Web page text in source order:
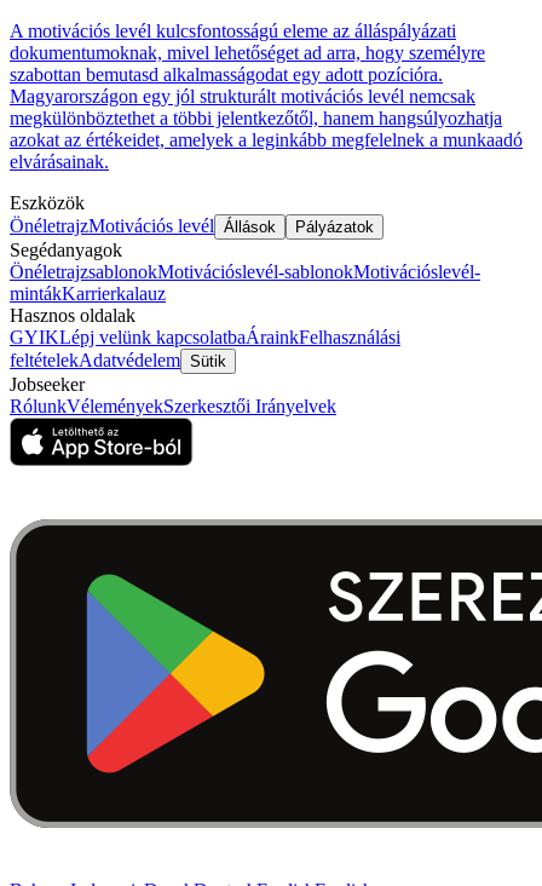
A motivációs levél kulcsfontosságú eleme az álláspályázati
dokumentumoknak, mivel lehetőséget ad arra, hogy személyre
szabottan bemutasd alkalmasságodat egy adott pozícióra.
Magyarországon egy jól strukturált motivációs levél nemcsak
megkülönböztethet a többi jelentkezőtől, hanem hangsúlyozhatja
azokat az értékeidet, amelyek a leginkább megfelelnek a munkaadó
elvárásainak.
Eszközök
ÖnéletrajzMotivációs levél Állások Pályázatok
Segédanyagok
ÖnéletrajzsablonokMotivációslevél-sablonokMotivációslevél-
mintákKarrierkalauz
Hasznos oldalak
GYIKLépj velünk kapcsolatbaÁrainkFelhasználási
feltételekAdatvédelem Sütik
Jobseeker
RólunkVéleményekSzerkesztői Irányelvek